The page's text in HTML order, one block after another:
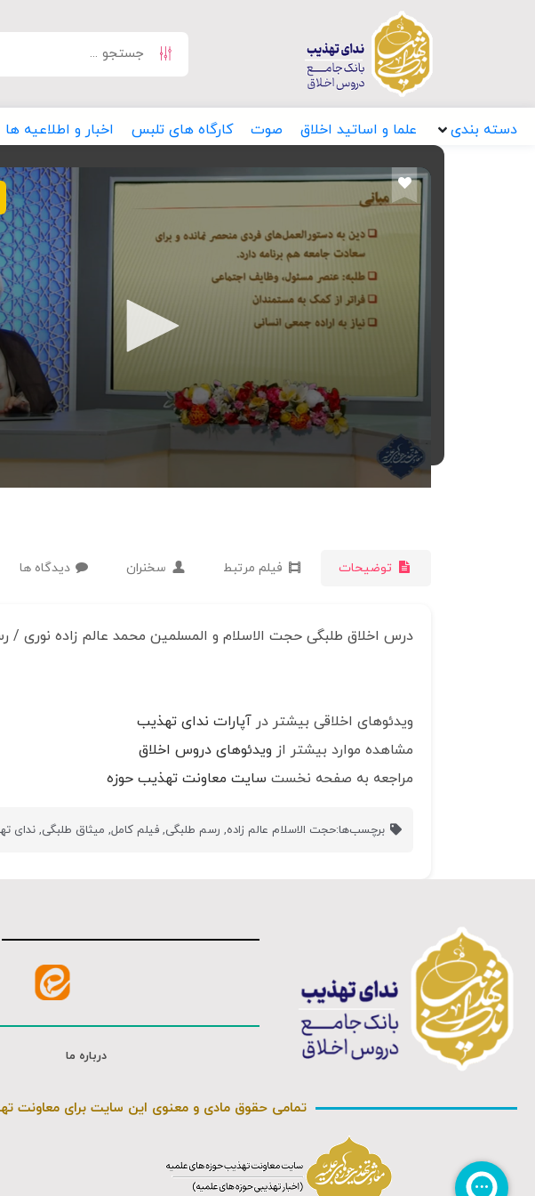
دسته بندی علما و اساتید اخلاق صوت کارگاه های تلبس اخبار و اطلاعیه ها
توضیحات فیلم مرتبط سخنران دیدگاه ها
درس اخلاق طلبگی حجت الاسلام و المسلمین محمد عالم زاده
ویدئوهای اخلاقی بیشتر در آپارات ندای تهذیب
مشاهده موارد بیشتر از ویدئوهای دروس اخلاق
مراجعه به صفحه نخست سایت معاونت تهذیب حوزه
برچسب‌ها:حجت الاسلام عالم زاده, رسم طلبگی,فیلم کامل, میثاق طلبگی,ندای
درباره ما
تمامی حقوق مادی و معنوی این سایت برای معاونت